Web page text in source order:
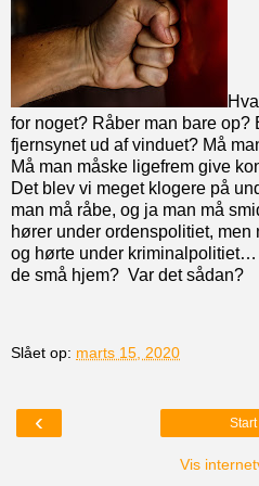
for noget? Råber man bare op?
fjernsynet ud af vinduet? Må
Må man måske ligefrem give
Det blev vi meget klogere på
man må råbe, og ja man må
hører under ordenspolitiet,
og hørte under
de små hjem? Var det sådan?
Slået op: marts 15, 2020
‹ Start
Vis